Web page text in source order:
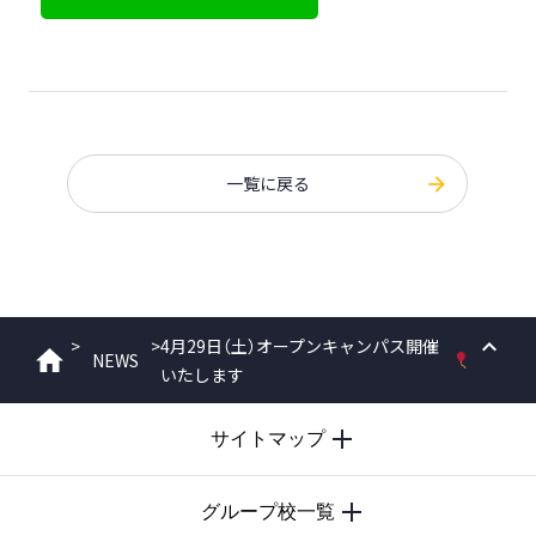
一覧に戻る
ホーム
>
NEWS
>4月29日（土）オープンキャンパス開催
いたします
サイトマップ
グループ校一覧